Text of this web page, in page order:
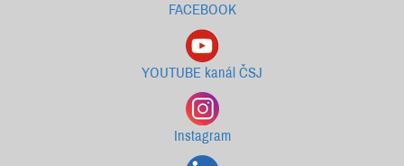
FACEBOOK
YOUTUBE kanál ČSJ
Instagram